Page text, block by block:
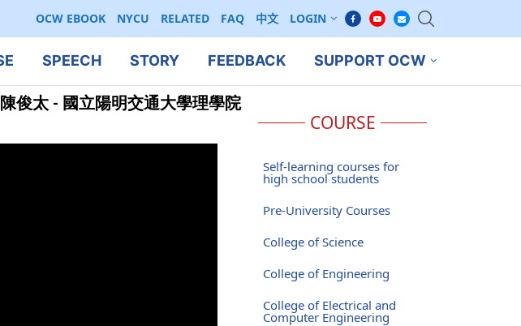
OCW EBOOK NYCU RELATED FAQ 中文 LOGIN
SPEECH STORY FEEDBACK SUPPORT OCW
俊太 - 國立陽明交通大學理學院
COURSE
Self-learning courses for
high school students
Pre-University Courses
College of Science
College of Engineering
College of Electrical and
Computer Engineering